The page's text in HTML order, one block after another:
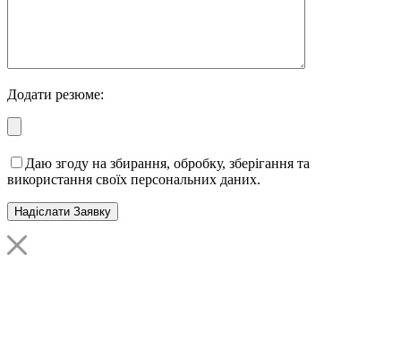
Додати резюме:
Даю згоду на збирання, обробку, зберігання та
використання своїх персональних даних.